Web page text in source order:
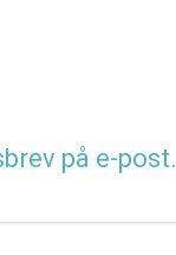
på e-post.